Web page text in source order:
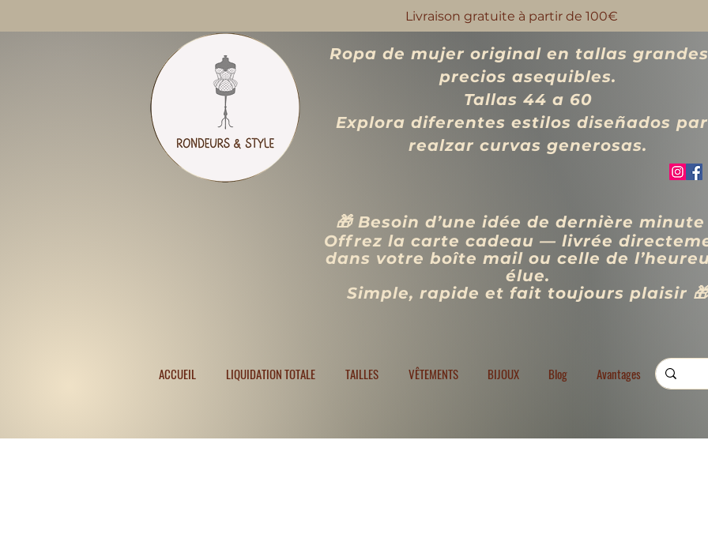
Ropa de mujer original en tallas
precios asequibles.
Tallas 44 a 60
Explora diferentes estilos diseñados
realzar curvas generosas.
🎁 Besoin d’une idée de dernière minute
Offrez la carte cadeau — livrée
dans votre boîte mail ou celle de
élue.
Simple, rapide et fait toujours plaisir
ACCUEIL LIQUIDATION TOTALE TAILLES VÊTEMENTS BIJOUX Blog Avantages
Livraison gratuite à partir de 100€